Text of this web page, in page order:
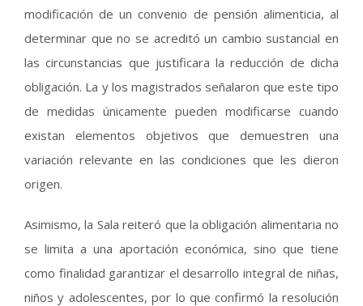
modificación de un convenio de pensión alimenticia, al
determinar que no se acreditó un cambio sustancial en
las circunstancias que justificara la reducción de dicha
obligación. La y los magistrados señalaron que este tipo
de medidas únicamente pueden modificarse cuando
existan elementos objetivos que demuestren una
variación relevante en las condiciones que les dieron
origen.
Asimismo, la Sala reiteró que la obligación alimentaria no
se limita a una aportación económica, sino que tiene
como finalidad garantizar el desarrollo integral de niñas,
niños y adolescentes, por lo que confirmó la resolución